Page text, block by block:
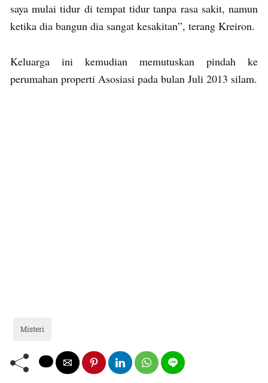
saya mulai tidur di tempat tidur tanpa rasa sakit, namun
ketika dia bangun dia sangat kesakitan”, terang Kreiron.
Keluarga ini kemudian memutuskan pindah ke
perumahan properti Asosiasi pada bulan Juli 2013 silam.
Misteri